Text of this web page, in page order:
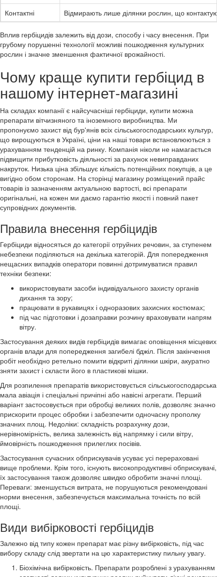
Контактні
Відмирають лише ділянки рослин, що
Вплив гербіцидів залежить від дози, способу і часу внесення. При
грубому порушенні технології можливі пошкодження культурних
рослин і значне зменшення фактичної врожайності.
Чому краще купити гербіцид в
нашому інтернет-магазині
На складах компанії є найсучасніші гербіциди, купити можна
препарати вітчизняного та іноземного виробництва. Ми
пропонуємо захист від бур'янів всіх сільськогосподарських культур,
що вирощуються в Україні, ціни на наші товари встановлюються з
урахуванням тенденцій на ринку. Компанія ніколи не намагається
підвищити прибутковість діяльності за рахунок невиправданих
накруток. Низька ціна збільшує кількість потенційних покупців, а це
вигідно обом сторонам. На сторінці магазину розміщений прайс
товарів із зазначенням актуальною вартості, всі препарати
оригінальні, на кожен ми даємо гарантію якості і повний пакет
супровідних документів.
Правила внесення гербіцидів
Гербіциди відносяться до категорії отруйних речовин, за ступенем
небезпеки поділяються на декілька категорій. Для попередження
нещасних випадків оператори повинні дотримуватися правил
техніки безпеки:
використовувати засоби індивідуального захисту органів
дихання та зору;
працювати в рукавицях і одноразових захисних костюмах;
під час підготовки і дозаправки розчину враховувати напрям
вітру.
Застосування деяких видів гербіцидів вимагає оповіщення місцевих
органів влади для попередження загибелі бджіл. Після закінчення
робіт необхідно ретельно помити відкриті ділянки шкіри, акуратно
зняти захист і скласти його в пластикові мішки.
Для розпилення препаратів використовується сільськогосподарська
мала авіація і спеціальні причіпні або навісні агрегати. Перший
варіант застосовується при обробці великих полів, дозволяє значно
прискорити процес обробки і забезпечити одночасну прополку
значних площ. Недоліки: складність розрахунку дози,
нерівномірність, велика залежність від напрямку і сили вітру,
ймовірність пошкодження прилеглих посівів.
Застосування сучасних обприскувачів усуває усі перераховані
вище проблеми. Крім того, існують високопродуктивні обприскувачі,
їх застосування також дозволяє швидко обробити значні площі.
Переваги: зменшується витрата, не порушуються рекомендовані
норми внесення, забезпечується максимальна точність по всій
площі.
Види вибірковості гербіцидів
Залежно від типу кожен препарат має різну вибірковість, під час
вибору складу слід звертати на цю характеристику пильну увагу.
Біохімічна вибірковість. Препарати розроблені з урахуванням